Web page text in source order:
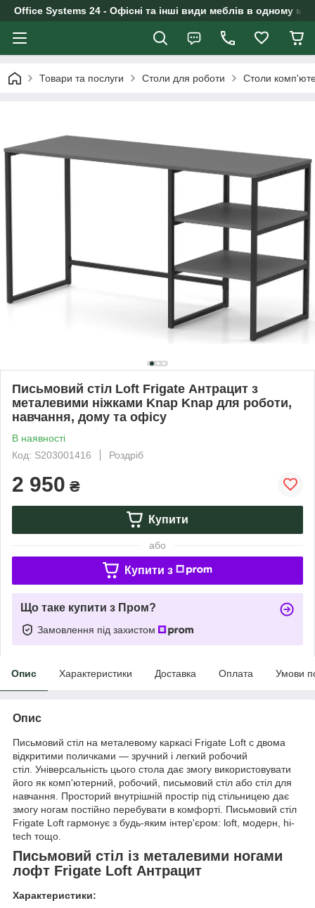
Office Systems 24 - Офісні та інші види меблів в одному
Товари та послуги Столи для роботи Столи
Письмовий стіл Loft Frigate Антрацит з
металевими ніжками Knap Knap для роботи,
навчання, дому та офісу
В наявності
Код: S203001416
Роздріб
2 950 ₴
Купити
або
Купити з
Що таке купити з Пром?
Замовлення під захистом
Опис Характеристики Доставка Оплата Умови
Опис
Письмовий стіл на металевому каркасі Frigate Loft с двома
відкритими поличками — зручний і легкий робочий
стіл. Універсальність цього стола дає змогу використовувати
його як комп'ютерний, робочий, письмовий стіл або стіл для
навчання. Просторий внутрішній простір під стільницею дає
змогу ногам постійно перебувати в комфорті. Письмовий стіл
Frigate Loft гармонує з будь-яким інтер'єром: loft, модерн, hi-
tech тощо.
Письмовий стіл із металевими ногами
лофт Frigate Loft Антрацит
Характеристики: